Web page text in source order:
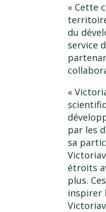
« Cette
du
service
«
par les
sa
étroits
plus.
inspirer